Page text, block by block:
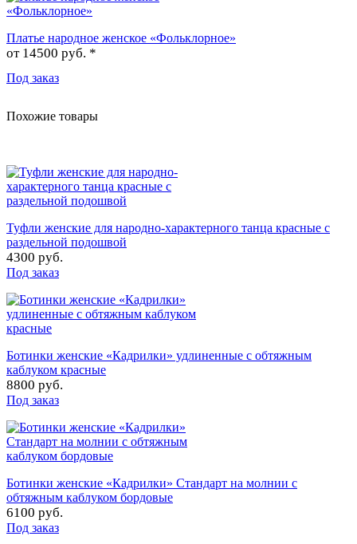
Платье народное женское «Фольклорное»
от 14500 руб. *
Под заказ
Похожие товары
Туфли женские для народно-характерного танца красные с
раздельной подошвой
4300 руб.
Под заказ
Ботинки женские «Кадрилки» удлиненные с обтяжным
каблуком красные
8800 руб.
Под заказ
Ботинки женские «Кадрилки» Стандарт на молнии с
обтяжным каблуком бордовые
6100 руб.
Под заказ